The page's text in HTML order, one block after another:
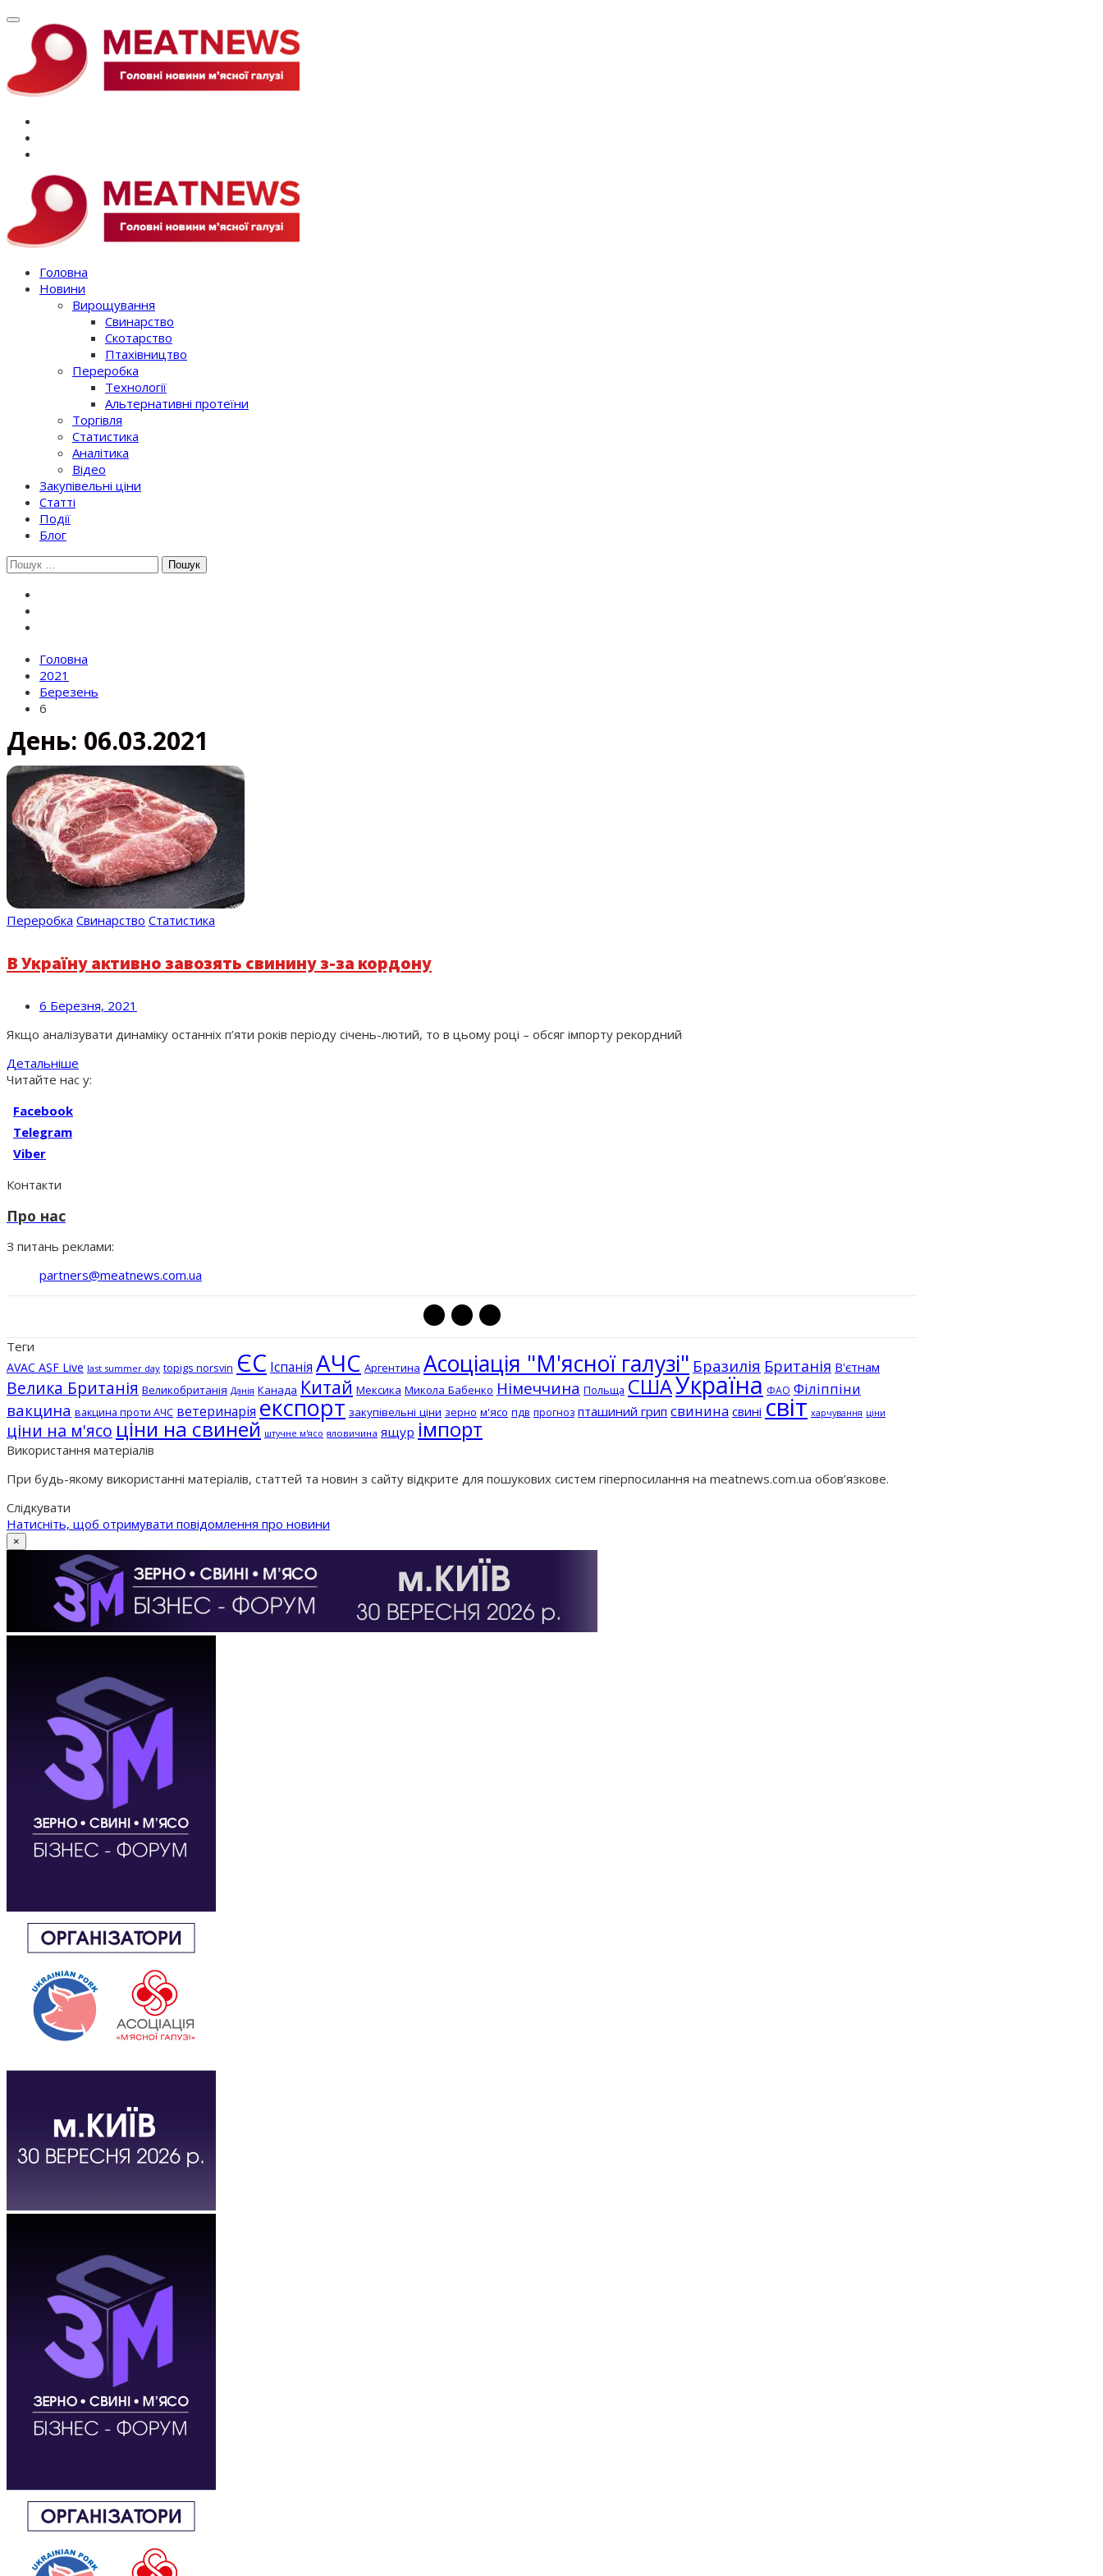
Перейти
вмісту
Головна
Новини
Вирощування
Свинарство
Скотарство
Птахівництво
Переробка
Технології
Альтернативні протеїни
Торгівля
Статистика
Аналітика
Відео
Закупівельні ціни
Статті
Події
Блог
Шукати:
Головна
2021
Березень
6
День: 06.03.2021
Переробка Свинарство Статистика
В Україну активно завозять свинину з-за кордону
6 Березня, 2021
Якщо аналізувати динаміку останніх п’яти років періоду січень-лютий, то в цьому році – обсяг імпорту рекордний
Детальніше
Читайте нас у:
Facebook
Telegram
Viber
Контакти
Про нас
З питань реклами:
partners@meatnews.com.ua
Теги
AVAC ASF Live last summer day topigs norsvin ЄС Іспанія АЧС Аргентина Асоціація "М'ясної галузі" Бразилія Британія В'єтнам
Велика Британія Великобританія Данія Канада Китай Мексика Микола Бабенко Німеччина Польща СШАУкраїна ФАО Філіппіни
вакцина вакцина проти АЧС ветеринарія експорт закупівельні ціни зерно м'ясо пдв прогноз пташиний грип свинина свині світ харчування ціни
ціни на м'ясо ціни на свиней штучне м'ясо яловичина ящур імпорт
Використання матеріалів
При будь-якому використанні матеріалів, статтей та новин з сайту відкрите для пошукових систем гіперпосилання на meatnews.com.ua обов’язкове.
Слідкувати
Натисніть, щоб отримувати повідомлення про новини
×